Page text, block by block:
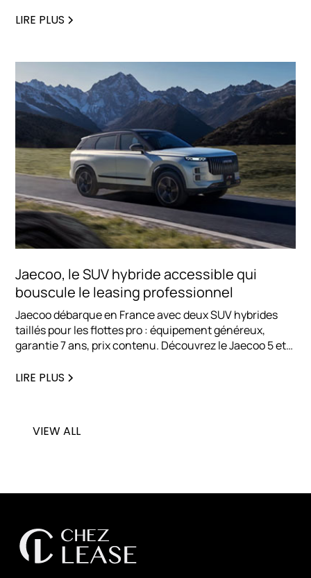
LIRE PLUS
Jaecoo, le SUV hybride accessible qui
bouscule le leasing professionnel
Jaecoo débarque en France avec deux SUV hybrides
taillés pour les flottes pro : équipement généreux,
garantie 7 ans, prix contenu. Découvrez le Jaecoo 5 et
entreprises en LLD.
LIRE PLUS
VIEW ALL